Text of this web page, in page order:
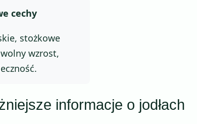
cechy
stożkowe
wzrost,
informacje o jodłach